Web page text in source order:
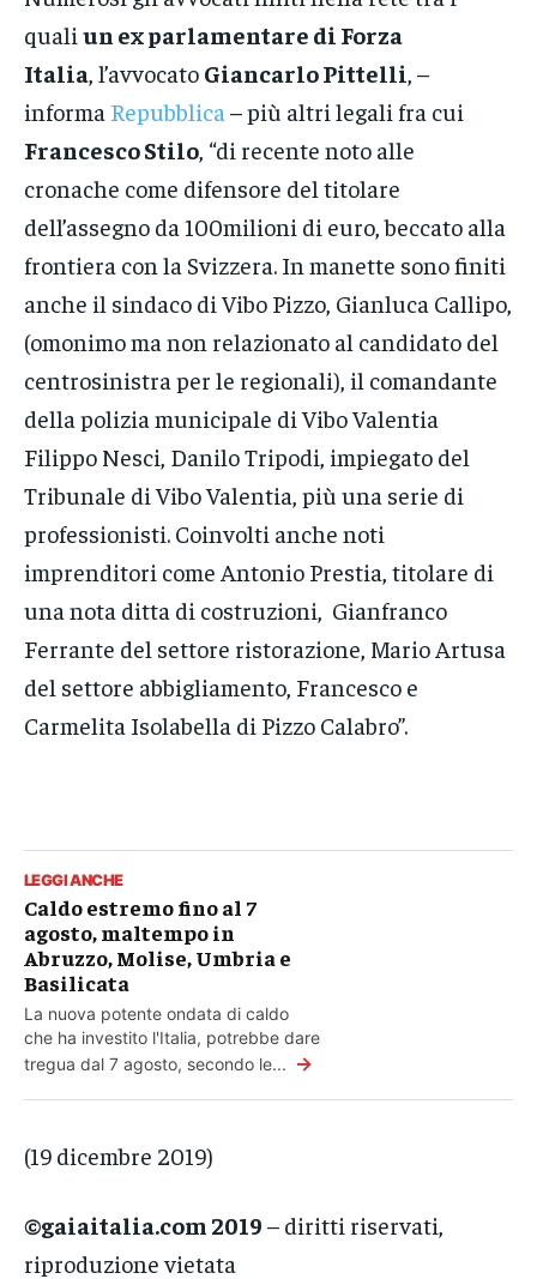
quali un ex parlamentare di Forza
Italia , l’avvocato Giancarlo Pittelli , –
informa Repubblica – più altri legali fra cui
Francesco Stilo , “di recente noto alle
cronache come difensore del titolare
dell’assegno da 100milioni di euro, beccato alla
frontiera con la Svizzera. In manette sono finiti
anche il sindaco di Vibo Pizzo, Gianluca Callipo,
(omonimo ma non relazionato al candidato del
centrosinistra per le regionali), il comandante
della polizia municipale di Vibo Valentia
Filippo Nesci, Danilo Tripodi, impiegato del
Tribunale di Vibo Valentia, più una serie di
professionisti. Coinvolti anche noti
imprenditori come Antonio Prestia, titolare di
una nota ditta di costruzioni, Gianfranco
Ferrante del settore ristorazione, Mario Artusa
del settore abbigliamento, Francesco e
Carmelita Isolabella di Pizzo Calabro”.
LEGGI ANCHE
Caldo estremo fino al 7
agosto, maltempo in
Abruzzo, Molise, Umbria e
Basilicata
La nuova potente ondata di caldo
che ha investito l'Italia, potrebbe dare
tregua dal 7 agosto, secondo le... →
(19 dicembre 2019)
©gaiaitalia.com 2019 – diritti riservati,
riproduzione vietata